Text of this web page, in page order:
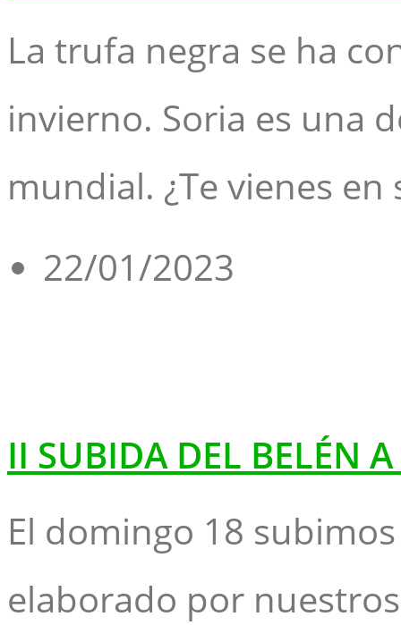
La trufa negra se ha
invierno. Soria es una
mundial. ¿Te vienes
22/01/2023
II SUBIDA DEL BELÉN
El domingo 18
elaborado por